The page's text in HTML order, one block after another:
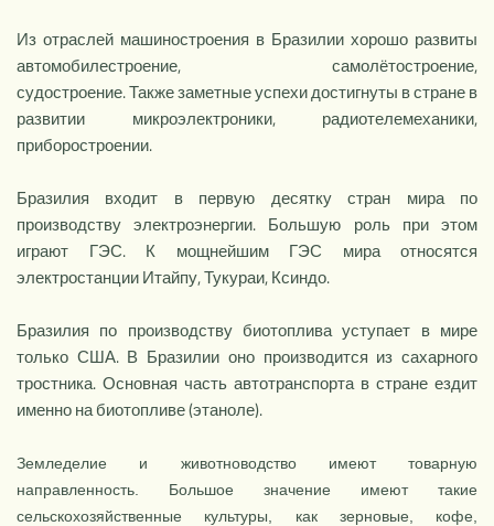
Из отраслей машиностроения в Бра­зилии хорошо развиты
автомобилестро­ение, самолётостроение,
судостроение. Также заметные успехи достигнуты в стране в
развитии микроэлектроники, радиотелемеханики,
приборостроении.
Бразилия входит в первую десятку стран мира по
производству электроэнергии. Большую роль при этом
играют ГЭС. К мощнейшим ГЭС мира относятся
электростанции Итайпу, Тукураи, Ксиндо.
Бразилия по производству биотоплива уступает в мире
только США. В Бразилии оно производится из сахарного
тростника. Основная часть автотранспорта в стране ездит
именно на биотопливе (этаноле).
Земледелие и животноводство имеют товарную
направленность. Большое значение имеют такие
сельскохозяйственные культуры, как зерновые, кофе,